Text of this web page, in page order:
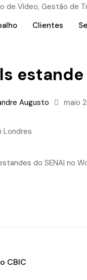
Clientes
estande
Augusto maio
do SENAI no
CBIC